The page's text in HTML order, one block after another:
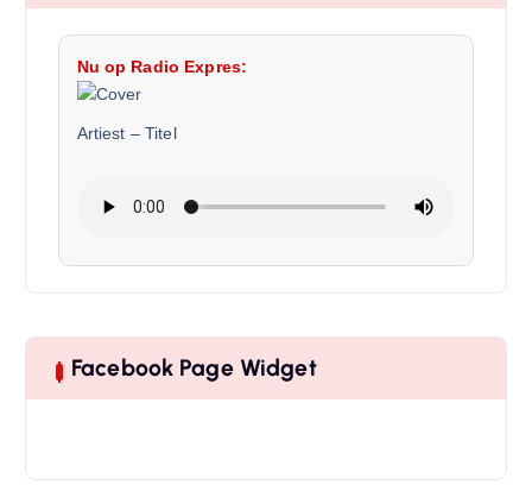
Nu op Radio Expres:
Artiest – Titel
Facebook Page Widget